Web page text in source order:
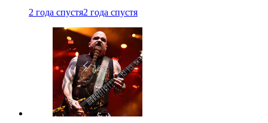
2 года спустя2 года спустя